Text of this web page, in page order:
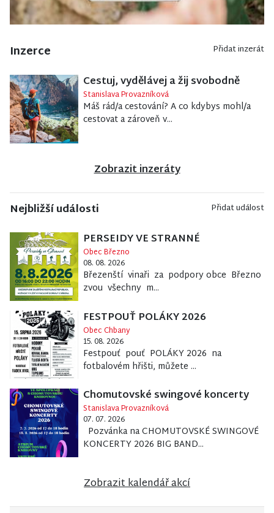
Inzerce Přidat inzerát
Cestuj, vydělávej a žij svobodně
Stanislava Provazníková
Máš rád/a cestování? A co kdybys mohl/a
cestovat a zároveň v...
Zobrazit inzeráty
Nejbližší události Přidat událost
PERSEIDY VE STRANNÉ
Obec Březno
08. 08. 2026
Březenští vinaři za podpory obce Březno
zvou všechny m...
FESTPOUŤ POLÁKY 2026
Obec Chbany
15. 08. 2026
Festpouť pouť POLÁKY 2026 na
fotbalovém hřišti, můžete ...
Chomutovské swingové koncerty
Stanislava Provazníková
07. 07. 2026
Pozvánka na CHOMUTOVSKÉ SWINGOVÉ
KONCERTY 2026 BIG BAND...
Zobrazit kalendář akcí